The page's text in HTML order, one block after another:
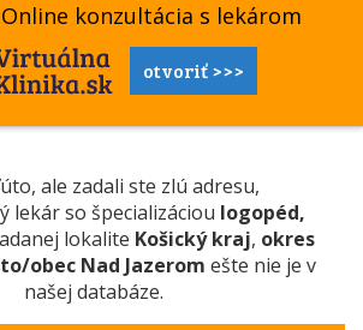
konzultácia s lekárom
otvoriť >>>
ale zadali ste zlú adresu,
lekár so špecializáciou logopéd,
lokalite Košický kraj, okres
obec Nad Jazerom ešte nie je v
našej databáze.